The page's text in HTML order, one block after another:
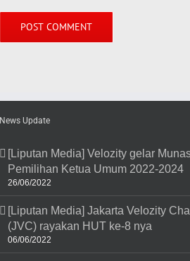
News Update
[Liputan Media] Velozity gelar
Pemilihan Ketua Umum 2022-2024
26/06/2022
[Liputan Media] Jakarta Velozity
(JVC) rayakan HUT ke-8 nya
06/06/2022